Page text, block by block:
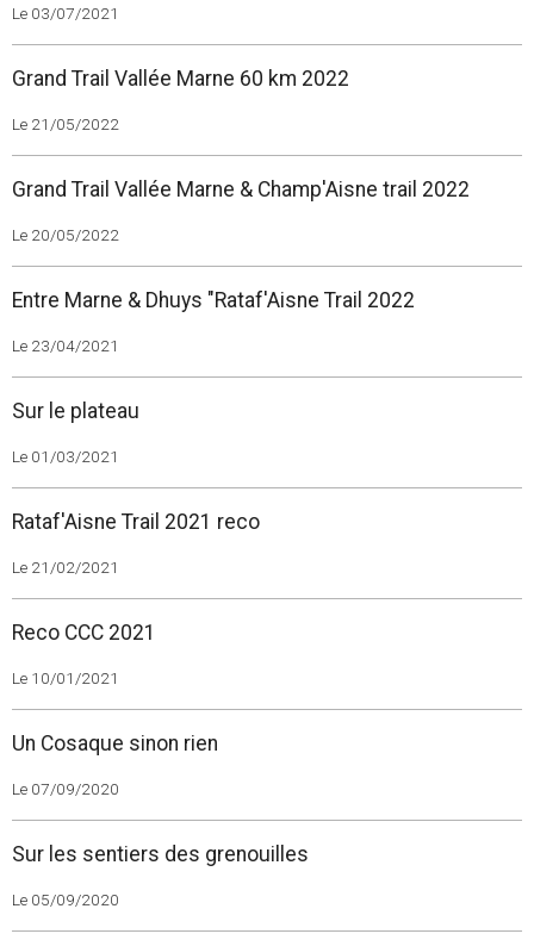
Le 03/07/2021
Grand Trail Vallée Marne 60 km 2022
Le 21/05/2022
Grand Trail Vallée Marne & Champ'Aisne trail 2022
Le 20/05/2022
Entre Marne & Dhuys "Rataf'Aisne Trail 2022
Le 23/04/2021
Sur le plateau
Le 01/03/2021
Rataf'Aisne Trail 2021 reco
Le 21/02/2021
Reco CCC 2021
Le 10/01/2021
Un Cosaque sinon rien
Le 07/09/2020
Sur les sentiers des grenouilles
Le 05/09/2020